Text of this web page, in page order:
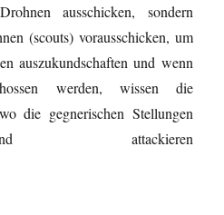
ausschicken, sondern
(scouts) vorausschicken, um
auszukundschaften und wenn
werden, wissen die
die gegnerischen Stellungen